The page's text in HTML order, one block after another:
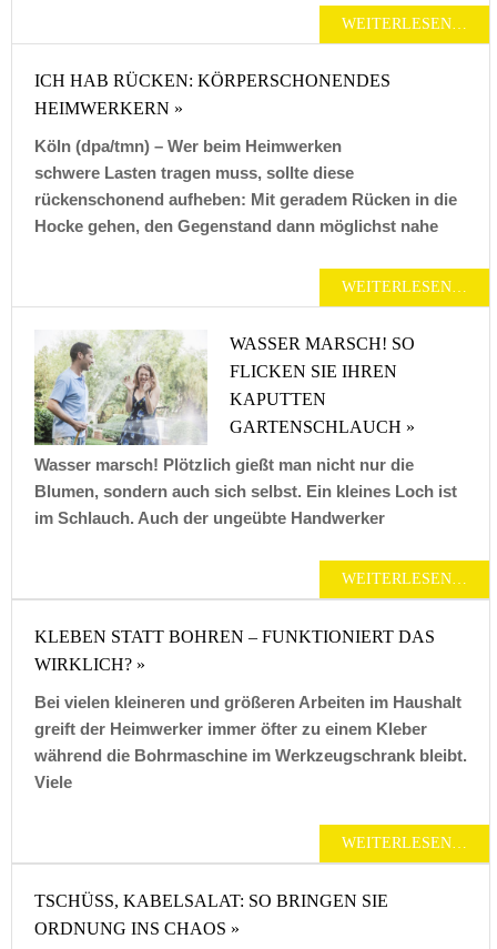
WEITERLESEN…
ICH HAB RÜCKEN: KÖRPERSCHONENDES
HEIMWERKERN »
Köln (dpa/tmn) – Wer beim Heimwerken
schwere Lasten tragen muss, sollte diese
rückenschonend aufheben: Mit geradem Rücken in die
Hocke gehen, den Gegenstand dann möglichst nahe
WEITERLESEN…
WASSER MARSCH! SO
FLICKEN SIE IHREN
KAPUTTEN
GARTENSCHLAUCH »
Wasser marsch! Plötzlich gießt man nicht nur die
Blumen, sondern auch sich selbst. Ein kleines Loch ist
im Schlauch. Auch der ungeübte Handwerker
WEITERLESEN…
KLEBEN STATT BOHREN – FUNKTIONIERT DAS
WIRKLICH? »
Bei vielen kleineren und größeren Arbeiten im Haushalt
greift der Heimwerker immer öfter zu einem Kleber
während die Bohrmaschine im Werkzeugschrank bleibt.
Viele
WEITERLESEN…
TSCHÜSS, KABELSALAT: SO BRINGEN SIE
ORDNUNG INS CHAOS »